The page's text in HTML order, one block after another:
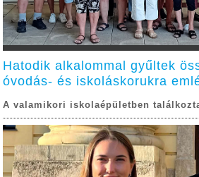
Hatodik alkalommal gyűltek
óvodás- és iskoláskorukra
A valamikori iskolaépületben